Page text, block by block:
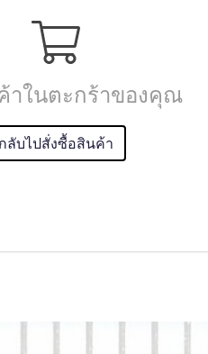
าในตะกร้าของคุณ
กลับไปสั่งซื้อสินค้า